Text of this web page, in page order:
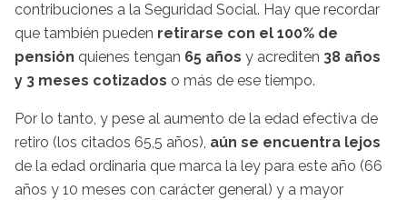
contribuciones a la Seguridad Social. Hay que recordar
que también pueden retirarse con el 100% de
pensión quienes tengan 65 años y acrediten 38 años
y 3 meses cotizados o más de ese tiempo.
Por lo tanto, y pese al aumento de la edad efectiva de
retiro (los citados 65,5 años), aún se encuentra lejos
de la edad ordinaria que marca la ley para este año (66
años y 10 meses con carácter general) y a mayor